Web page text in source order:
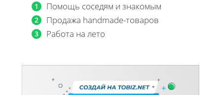
Помощь соседям и знакомым
Продажа handmade-товаров
Работа на лето